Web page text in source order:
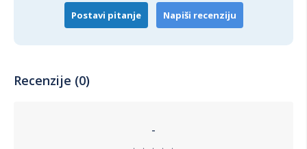
Postavi pitanje Napiši recenziju
Recenzije (0)
-